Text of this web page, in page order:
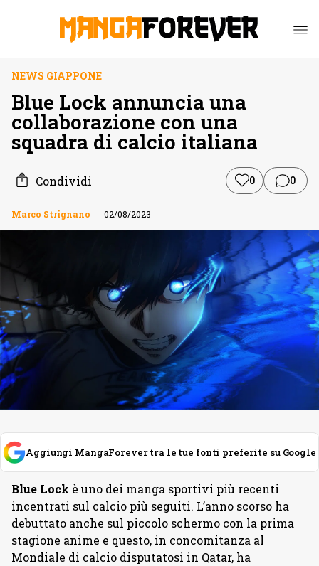
NEWS GIAPPONE
Blue Lock annuncia una
collaborazione con una
squadra di calcio italiana
Condividi 0 0
Marco Strignano 02/08/2023
Aggiungi MangaForever tra le tue fonti preferite su Google
Blue Lock è uno dei manga sportivi più recenti
incentrati sul calcio più seguiti. L’anno scorso ha
debuttato anche sul piccolo schermo con la prima
stagione anime e questo, in concomitanza al
Mondiale di calcio disputatosi in Qatar, ha